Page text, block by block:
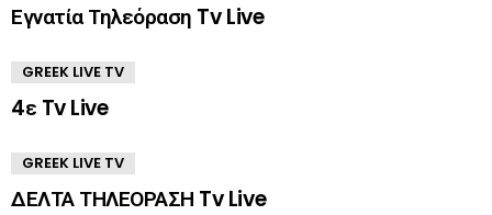
Εγνατία Τηλεόραση Tv Live
GREEK LIVE TV
4ε Tv Live
GREEK LIVE TV
ΔΕΛΤΑ ΤΗΛΕΟΡΑΣΗ Tv Live